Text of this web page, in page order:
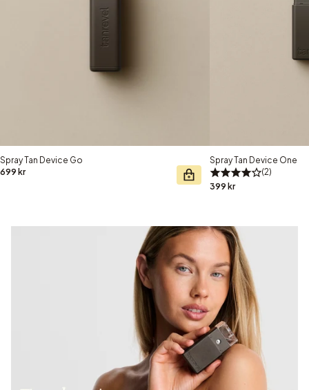
Spray Tan Device Go
699 kr
Spray Tan Device One
2
399 kr